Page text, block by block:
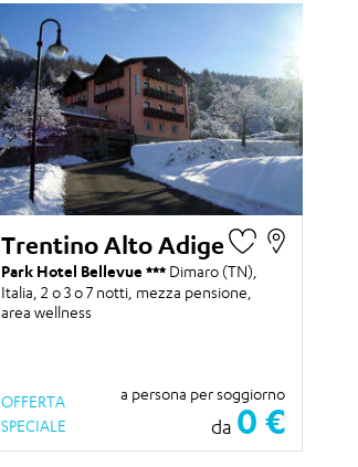
Trentino Alto Adige
Park Hotel Bellevue
Dimaro (TN),
Italia,2 o 3 o 7 notti , mezza pensione,
area wellness
OFFERTA
SPECIALE
a persona per soggiorno
da 0 €